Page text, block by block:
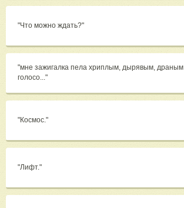
"Что можно ждать?"
"мне зажигалка пела хриплым, дырявым, драным
голосо..."
"Космос."
"Лифт."